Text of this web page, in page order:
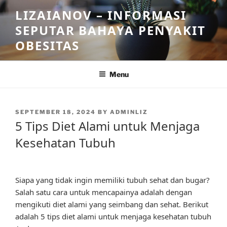
Skip
to
content
LIZAIANOV – INFORMASI
SEPUTAR BAHAYA PENYAKIT
OBESITAS
Menu
POSTED
SEPTEMBER 18, 2024 BY ADMINLIZ
5 Tips Diet Alami untuk Menjaga
Kesehatan Tubuh
Siapa yang tidak ingin memiliki tubuh sehat dan bugar?
Salah satu cara untuk mencapainya adalah dengan
mengikuti diet alami yang seimbang dan sehat. Berikut
adalah 5 tips diet alami untuk menjaga kesehatan tubuh